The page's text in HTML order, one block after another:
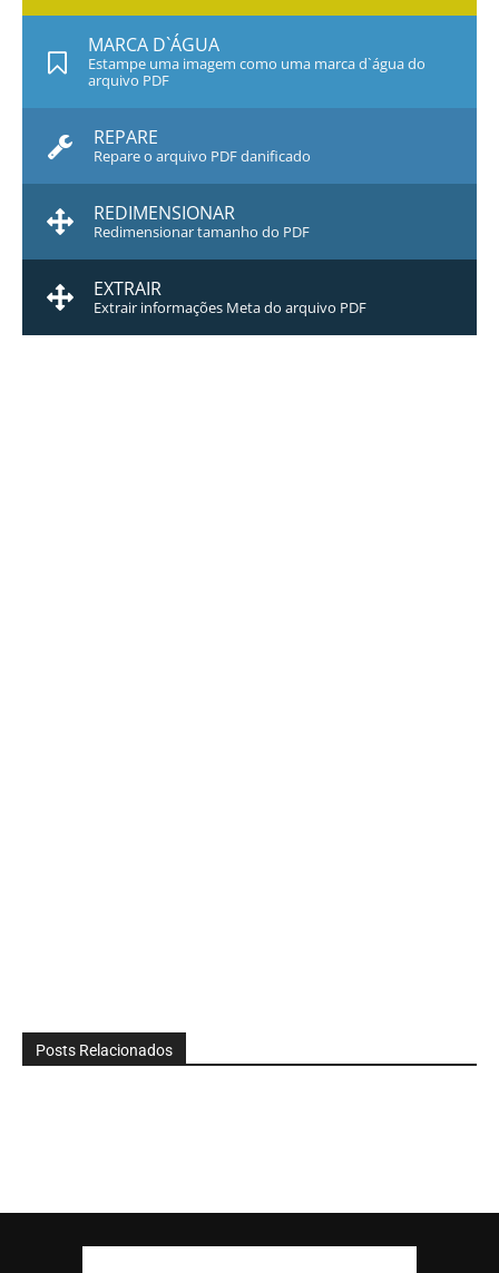
MARCA D`ÁGUA
Estampe uma imagem como uma marca d`água do
arquivo PDF
REPARE
Repare o arquivo PDF danificado
REDIMENSIONAR
Redimensionar tamanho do PDF
EXTRAIR
Extrair informações Meta do arquivo PDF
Posts Relacionados